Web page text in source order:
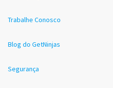
Trabalhe Conosco
Blog do GetNinjas
Segurança